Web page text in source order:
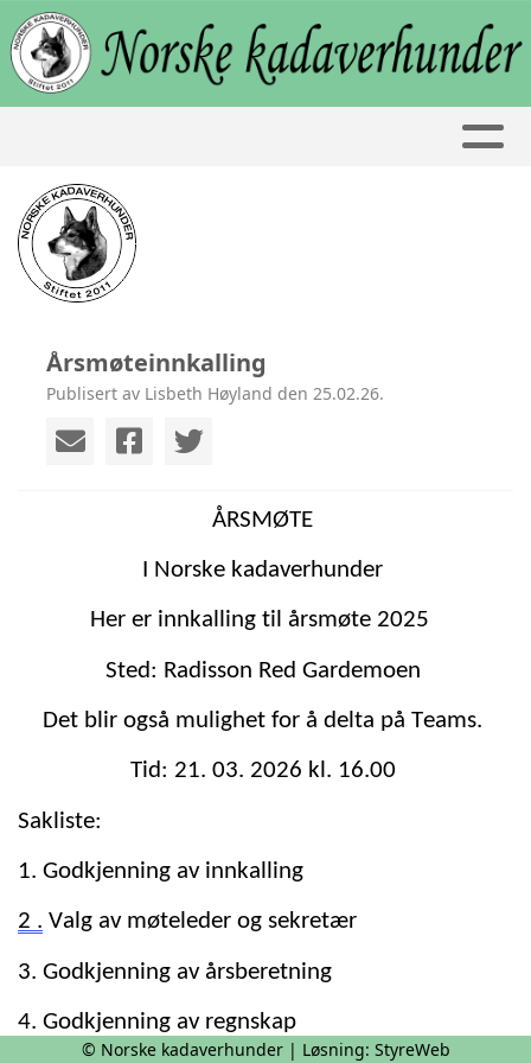
Årsmøteinnkalling
Publisert av Lisbeth Høyland den 25.02.26.
ÅRSMØTE
I Norske kadaverhunder
Her er innkalling til årsmøte 2025
Sted: Radisson Red Gardemoen
Det blir også mulighet for å delta på Teams.
Tid: 21. 03. 2026 kl. 16.00
Sakliste:
1. Godkjenning av innkalling
2 . Valg av møteleder og sekretær
3. Godkjenning av årsberetning
4. Godkjenning av regnskap
© Norske kadaverhunder | Løsning: StyreWeb